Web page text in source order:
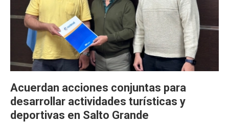
Acuerdan acciones conjuntas para
desarrollar actividades turísticas y
deportivas en Salto Grande